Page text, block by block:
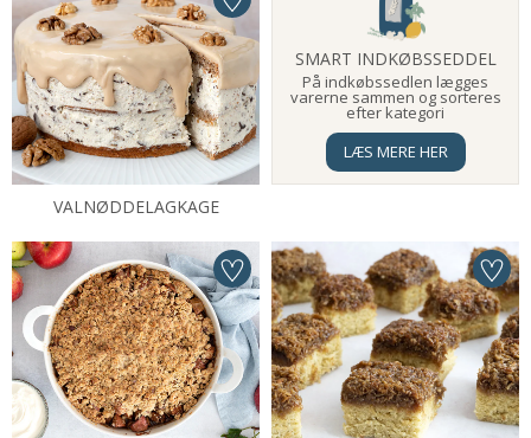
VALNØDDELAGKAGE
SMART INDKØBSSEDDEL
På indkøbssedlen lægges
varerne sammen og sorteres
efter kategori
LÆS MERE HER